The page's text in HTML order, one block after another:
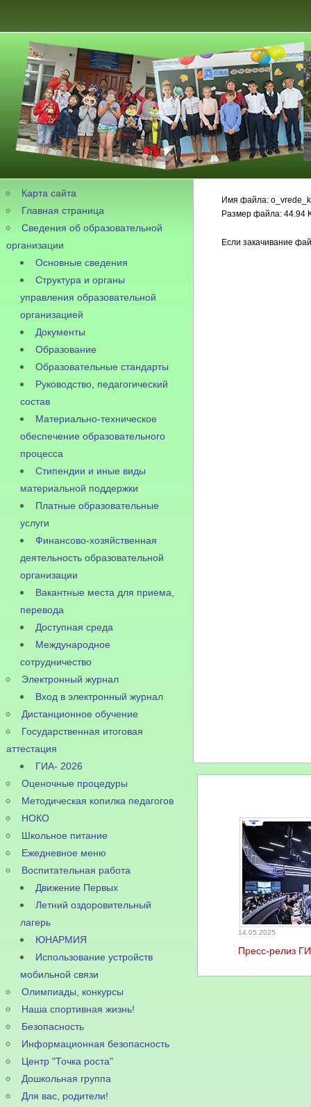
Карта сайта
Главная страница
Сведения об образовательной
организации
Основные сведения
Структура и органы
управления образовательной
организацией
Документы
Образование
Образовательные стандарты
Руководство, педагогический
состав
Материально-техническое
обеспечение образовательного
процесса
Стипендии и иные виды
материальной поддержки
Платные образовательные
услуги
Финансово-хозяйственная
деятельность образовательной
организации
Вакантные места для приема,
перевода
Доступная среда
Международное
сотрудничество
Электронный журнал
Вход в электронный журнал
Дистанционное обучение
Государственная итоговая
аттестация
ГИА- 2026
Оценочные процедуры
Методическая копилка педагогов
НОКО
Школьное питание
Ежедневное меню
Воспитательная работа
Движение Первых
Летний оздоровительный
лагерь
ЮНАРМИЯ
Использование устройств
мобильной связи
Олимпиады, конкурсы
Наша спортивная жизнь!
Безопасность
Информационная безопасность
Центр "Точка роста"
Дошкольная группа
Для вас, родители!
Имя файла:
Размер файла: 44.94
Если закачивание
14.05.2025
Пресс-релиз